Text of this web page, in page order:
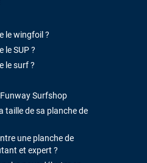
le wingfoil ?
le SUP ?
le surf ?
Surfshop
taille de sa planche de
une planche de
et expert ?